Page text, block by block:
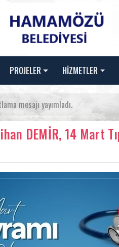
PROJELER HİZMETLER
mesajı yayımladı.
DEMİR, 14 Mart